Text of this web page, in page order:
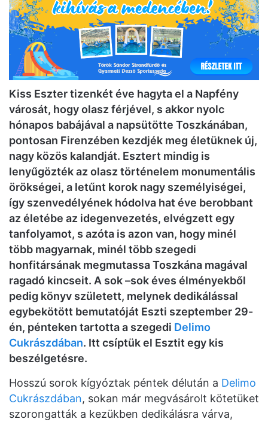
Kiss Eszter tizenkét éve hagyta el a Napfény
városát, hogy olasz férjével, s akkor nyolc
hónapos babájával a napsütötte Toszkánában,
pontosan Firenzében kezdjék meg életüknek új,
nagy közös kalandját. Esztert mindig is
lenyűgözték az olasz történelem monumentális
örökségei, a letűnt korok nagy személyiségei,
így szenvedélyének hódolva hat éve berobbant
az életébe az idegenvezetés, elvégzett egy
tanfolyamot, s azóta is azon van, hogy minél
több magyarnak, minél több szegedi
honfitársának megmutassa Toszkána magával
ragadó kincseit. A sok –sok éves élményekből
pedig könyv született, melynek dedikálással
egybekötött bemutatóját Eszti szeptember 29-
én, pénteken tartotta a szegedi Delimo
Cukrászdában. Itt csíptük el Esztit egy kis
beszélgetésre.
Hosszú sorok kígyóztak péntek délután a Delimo
Cukrászdában, sokan már megvásárolt kötetüket
szorongatták a kezükben dedikálásra várva,